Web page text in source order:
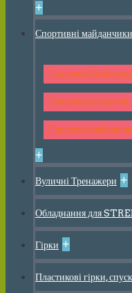
+
Спортивні майданчики
Спортивні
Спортивні елементи
Спортивні
+
Вуличні Тренажери +
Обладнання для
Гірки +
Пластикові гірки,